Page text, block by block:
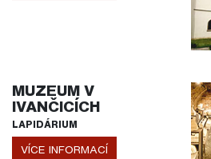
MUZEUM V
IVANČICÍCH
LAPIDÁRIUM
VÍCE INFORMACÍ